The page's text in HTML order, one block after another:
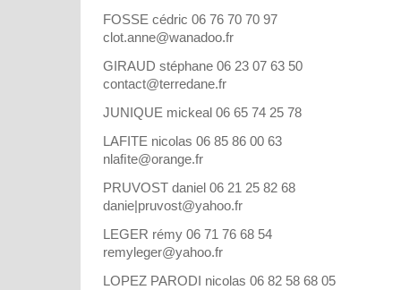
FOSSE cédric 06 76 70 70 97
clot.anne@wanadoo.fr
GIRAUD stéphane 06 23 07 63 50
contact@terredane.fr
JUNIQUE mickeal 06 65 74 25 78
LAFITE nicolas 06 85 86 00 63
nlaﬁte@orange.fr
PRUVOST daniel 06 21 25 82 68
danie|pruvost@yahoo.fr
LEGER rémy 06 71 76 68 54
remyleger@yahoo.fr
LOPEZ PARODI nicolas 06 82 58 68 05